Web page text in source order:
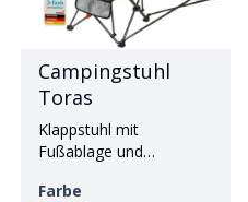
Campingstuhl
Toras
Klappstuhl mit
Fußablage und
Farbe